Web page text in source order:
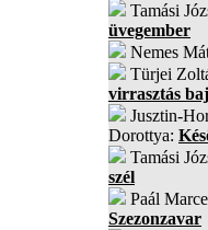
Tamási
üvegember
Nemes
Türjei
virrasztás
Jusztin-
Dorottya:
Tamási
szél
Paál
Szezonzavar